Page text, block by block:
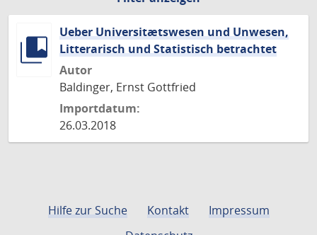
Ueber Universitætswesen und Unwesen,
Litterarisch und Statistisch betrachtet
Autor
Baldinger, Ernst Gottfried
Importdatum:
26.03.2018
Hilfe zur Suche Kontakt
Impressum